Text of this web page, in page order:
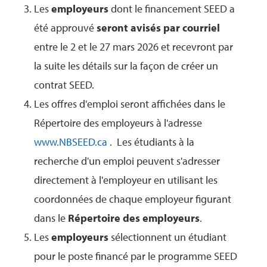
Lesemployeursdont le financement SEED a
été approuvéseront avisés par courriel
entre le 2 et le 27 mars 2026 et recevront par
la suite les détails sur la façon de créer un
contrat SEED.
Les offres d'emploi seront affichées dans le
Répertoire des employeursà l'adresse
www.NBSEED.ca . Les étudiants à la
recherche d'un emploi peuvent s'adresser
directement à l'employeur en utilisant les
coordonnées de chaque employeur figurant
dans le Répertoire des employeurs.
Lesemployeurs sélectionnent un étudiant
pour le poste financé par le programme SEED